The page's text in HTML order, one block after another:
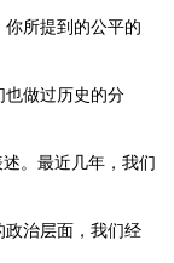
所提到的公平的
也做过历史的分
。最近几年，我们
政治层面，我们经